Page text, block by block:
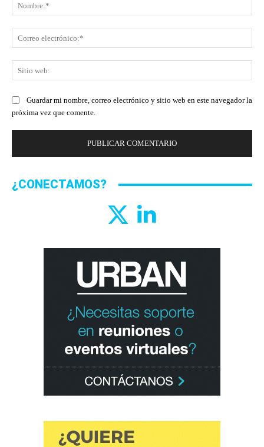
Guardar mi nombre, correo electrónico y sitio web en este navegador la
próxima vez que comente.
¿CONECTAMOS?